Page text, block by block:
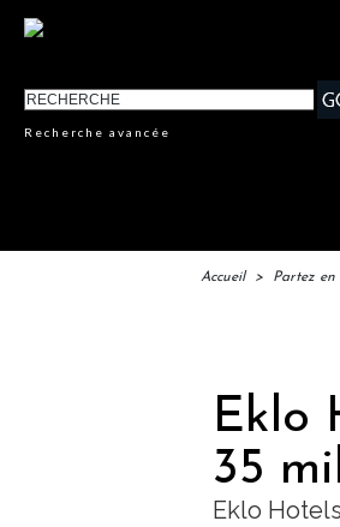
Recherche avancée
Accueil > Partez en
Eklo
35
Eklo